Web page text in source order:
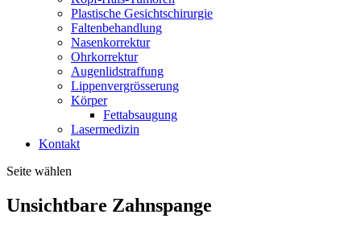
Plastische Gesichtschirurgie
Faltenbehandlung
Nasenkorrektur
Ohrkorrektur
Augenlidstraffung
Lippenvergrösserung
Körper
Fettabsaugung
Lasermedizin
Kontakt
Seite wählen
Unsichtbare Zahnspange